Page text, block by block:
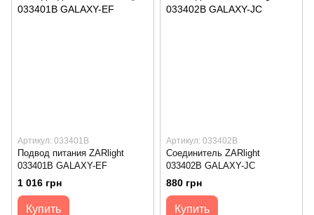
Артикул: 033401B
Подвод питания ZARlight
033401B GALAXY-EF
1 016 грн
Купить
Артикул: 033402B
Соединитель ZARlight
033402B GALAXY-JC
880 грн
Купить